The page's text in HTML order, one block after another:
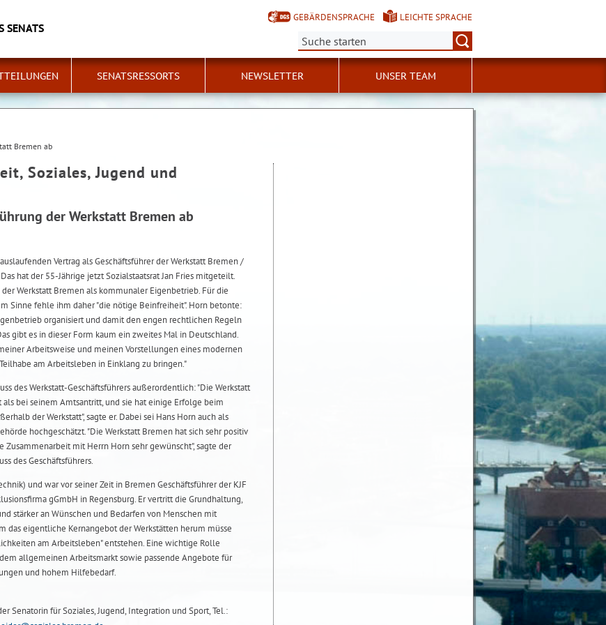
SENATS
GEBÄRDENSPRACHE
LEICHTE SPRACHE
Suche:
SENATSRESSORTS NEWSLETTER UNSER TEAM
Bremen ab
Soziales, Jugend und
der Werkstatt Bremen ab
Vertrag als Geschäftsführer der Werkstatt Bremen /
hat der 55-Jährige jetzt Sozialstaatsrat Jan Fries mitgeteilt.
Werkstatt Bremen als kommunaler Eigenbetrieb. Für die
Sinne fehle ihm daher "die nötige Beinfreiheit". Horn betonte:
organisiert und damit den engen rechtlichen Regeln
gibt es in dieser Form kaum ein zweites Mal in Deutschland.
Arbeitsweise und meinen Vorstellungen eines modernen
am Arbeitsleben in Einklang zu bringen."
des Werkstatt-Geschäftsführers außerordentlich: "Die Werkstatt
bei seinem Amtsantritt, und sie hat einige Erfolge beim
der Werkstatt", sagte er. Dabei sei Hans Horn auch als
hochgeschätzt. "Die Werkstatt Bremen hat sich sehr positiv
mit Herrn Horn sehr gewünscht", sagte der
des Geschäftsführers.
und war vor seiner Zeit in Bremen Geschäftsführer der KJF
gGmbH in Regensburg. Er vertritt die Grundhaltung,
stärker an Wünschen und Bedarfen von Menschen mit
das eigentliche Kernangebot der Werkstätten herum müsse
am Arbeitsleben" entstehen. Eine wichtige Rolle
allgemeinen Arbeitsmarkt sowie passende Angebote für
und hohem Hilfebedarf.
Senatorin für Soziales, Jugend, Integration und Sport, Tel.: